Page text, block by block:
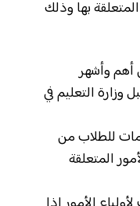
بها وذلك
أهم وأشهر
وزارة التعليم في
للطلاب من
المتعلقة